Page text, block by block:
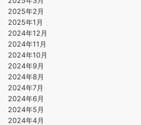
2025年2月
2025年1月
2024年12月
2024年11月
2024年10月
2024年9月
2024年8月
2024年7月
2024年6月
2024年5月
2024年4月